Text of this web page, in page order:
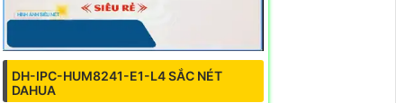
DH-IPC-HUM8241-E1-L4 SẮC NÉT
DAHUA